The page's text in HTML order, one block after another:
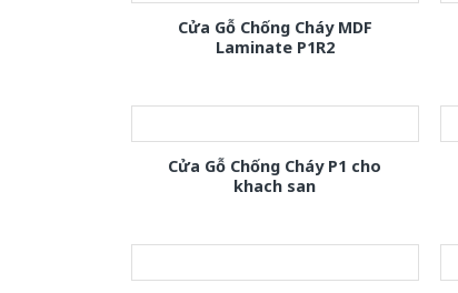
Cửa Gỗ Chống Cháy MDF
Laminate P1R2
Cửa Gỗ Chống Cháy P1 cho
khach san